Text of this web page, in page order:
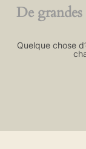
De
Quelque chose